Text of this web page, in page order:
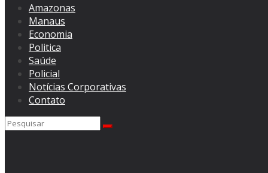
Amazonas
Manaus
Economia
Politica
Saúde
Policial
Notícias Corporativas
Contato